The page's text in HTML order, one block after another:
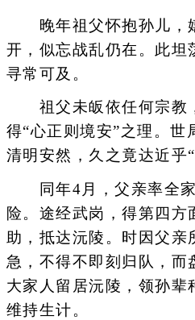
晚年祖父怀抱孙儿，
开，似忘战乱仍在。此坦
寻常可及。
祖父未皈依任何宗教
得“心正则境安”之理。世
清明安然，久之竟达近乎
同年4月，父亲率全家
险。途经武岗，得第四方
助，抵达沅陵。时因父亲
急，不得不即刻归队，而
大家人留居沅陵，领孙辈
维持生计。